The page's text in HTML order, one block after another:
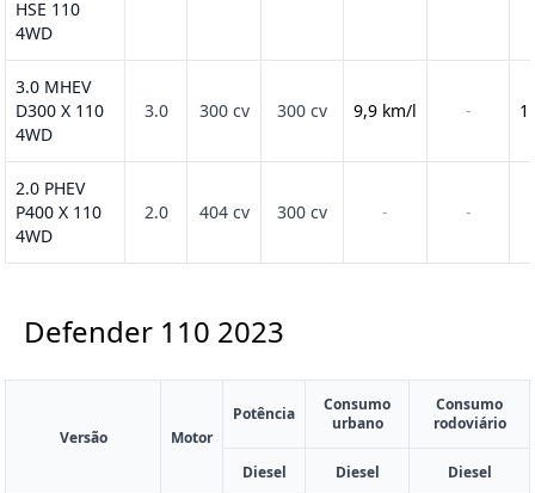
HSE 110
4WD
3.0 MHEV
D300 X 110
4WD
3.0 300 cv 300 cv 9,9 km/l -
2.0 PHEV
P400 X 110
4WD
2.0 404 cv 300 cv - -
Defender 110 2023
Versão Motor
Potência
Consumo
urbano
Consumo
rodoviário
Diesel Diesel Diesel